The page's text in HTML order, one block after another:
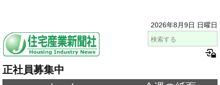
2026年8月9日 日曜日
正社員募集中